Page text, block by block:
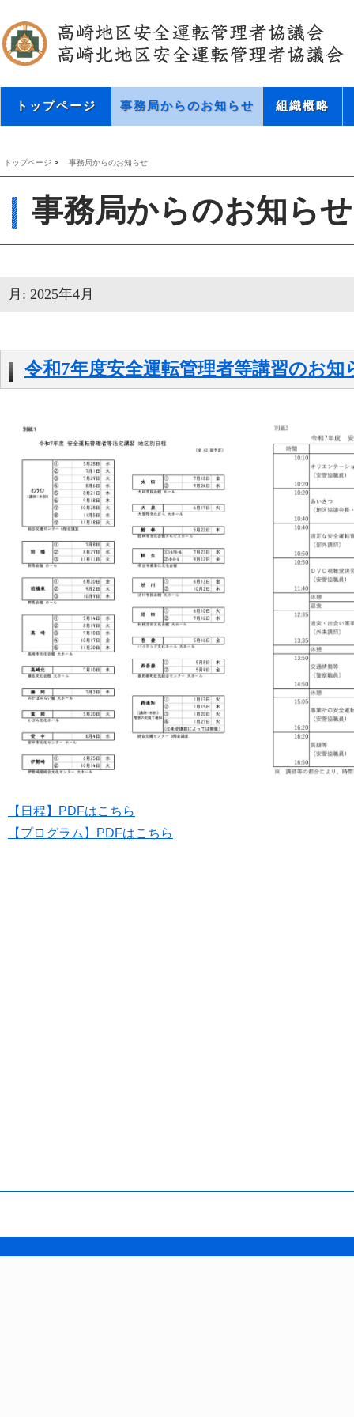
トップページ 事務局からのお知らせ 組織概略
トップページ > 事務局からのお知らせ
事務局からのお知らせ
月: 2025年4月
令和7年度安全運転管理者等講習のお知
【日程】PDFはこちら
【プログラム】PDFはこちら